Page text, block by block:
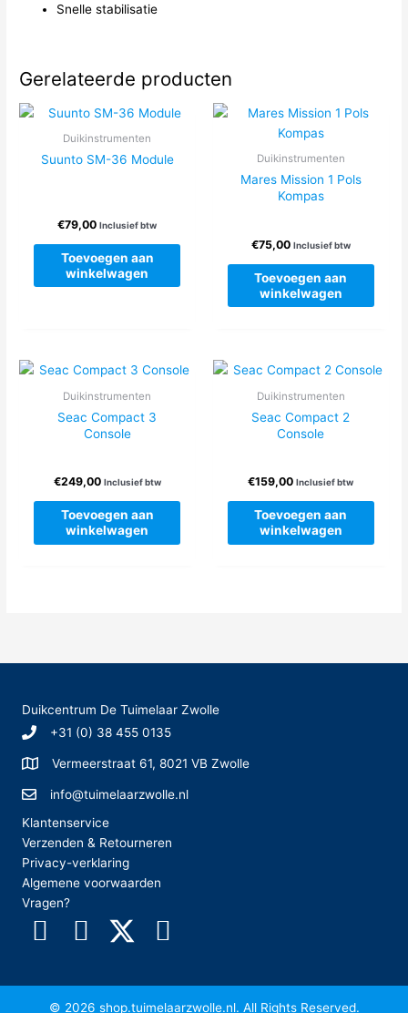
Snelle stabilisatie
Gerelateerde producten
Duikinstrumenten
Suunto SM-36 Module
€79,00 Inclusief btw
Toevoegen aan
winkelwagen
Duikinstrumenten
Mares Mission 1 Pols
Kompas
€75,00 Inclusief btw
Toevoegen aan
winkelwagen
Duikinstrumenten
Seac Compact 3
Console
€249,00 Inclusief btw
Toevoegen aan
winkelwagen
Duikinstrumenten
Seac Compact 2
Console
€159,00 Inclusief btw
Toevoegen aan
winkelwagen
Duikcentrum De Tuimelaar Zwolle
+31 (0) 38 455 0135
Vermeerstraat 61, 8021 VB Zwolle
info@tuimelaarzwolle.nl
Klantenservice
Verzenden & Retourneren
Privacy-verklaring
Algemene voorwaarden
Vragen?
© 2026 shop.tuimelaarzwolle.nl. All Rights Reserved.